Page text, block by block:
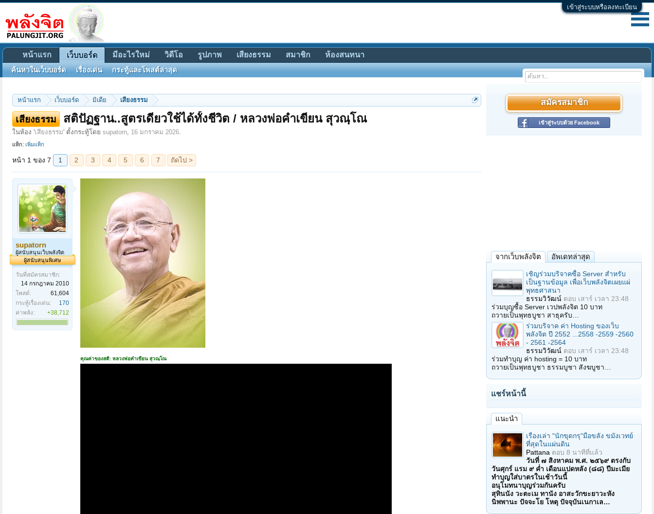
เข้าสู่ระบบหรือลงทะเบียน
หน้าแรก เว็บบอร์ด มิเดีย เสียงธรรม
เสียงธรรม สติปัฏฐาน..สูตรเดียวใช้ได้ทั้งชีวิต / หลวงพ่อคำเขียน สุวณฺโณ
ในห้อง 'เสียงธรรม' ตั้งกระทู้โดย supatorn, 16 มกราคม 2026.
แท็ก: เพิ่มแท็ก
หน้า 1 ของ 7 1 2 3 4 5 6 7 ถัดไป >
supatorn
ผู้สนับสนุนเว็บพลังจิต
ผู้สนับสนุนพิเศษ
วันที่สมัครสมาชิก:
14 กรกฎาคม 2010
โพสต์:
61,604
กระทู้เรื่องเด่น:
170
ค่าพลัง:
+38,712
คุณค่าของสติ: หลวงพ่อคำเขียน สุวณฺโณ
สมัครสมาชิก
เข้าสู่ระบบด้วย Facebook
จากเว็บพลังจิต อัพเดทล่าสุด
เชิญร่วมบริจาคซื้อ Server สำหรับ
เป็นฐานข้อมูล เพื่อเว็บพลังจิตเผยแผ่
พุทธศาสนา
ธรรมวิวัฒน์ ตอบ เสาร์ เวลา 23:48
ร่วมบุญซื้อ Server เวปพลังจิต 10 บาท
ถวายเป็นพุทธบูชา สาธุครับ…
ร่วมบริจาค ค่า Hosting ของเว็บ
พลังจิต ปี 2552 ...2558 -2559 -2560
- 2561 -2564
ธรรมวิวัฒน์ ตอบ เสาร์ เวลา 23:48
ร่วมทำบุญ ค่า hosting = 10 บาท
ถวายเป็นพุทธบูชา ธรรมบูชา สังฆบูชา…
แชร์หน้านี้
แนะนำ
เรื่องเล่า "นักขุดกรุ"มือขลัง ขมังเวทย์
ที่สุดในแผ่นดิน
Pattana ตอบ 8 นาทีที่แล้ว
วันที่ ๗ สิงหาคม พ.ศ. ๒๕๖๙ ตรงกับ
วันศุกร์ แรม ๙ ค่ำ เดือนแปดหลัง (๘๘) ปีมะเมีย
ทำบุญใส่บาตรในเช้าวันนี้
อนุโมทนาบุญร่วมกันครับ
สุทินนัง วะตะเม ทานัง อาสะวักขะยาวะหัง
นิพพานะ ปัจจะโย โหตุ ปัจจุบันเนกาเล…
หน้าแรก เว็บบอร์ด
ค้นหาในเว็บบอร์ด เรื่องเด่น กระทู้และโพสต์ล่าสุด
มีอะไรใหม่ วิดีโอ รูปภาพ เสียงธรรม สมาชิก ห้องสนทนา